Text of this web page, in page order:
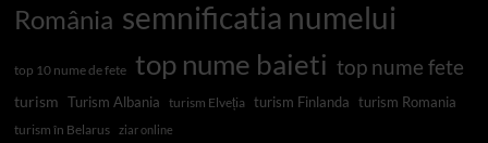
România semnificatia numelui
top 10 nume de fete top nume baieti top nume fete
turism Turism Albania turism Elveția turism Finlanda turism Romania
turism în Belarus ziar online